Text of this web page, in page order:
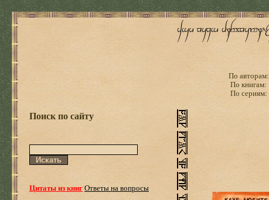
По авторам:
По книгам:
По сериям:
Поиск по сайту
Цитаты из книгОтветы на вопросы